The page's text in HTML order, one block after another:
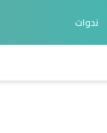
ندوات